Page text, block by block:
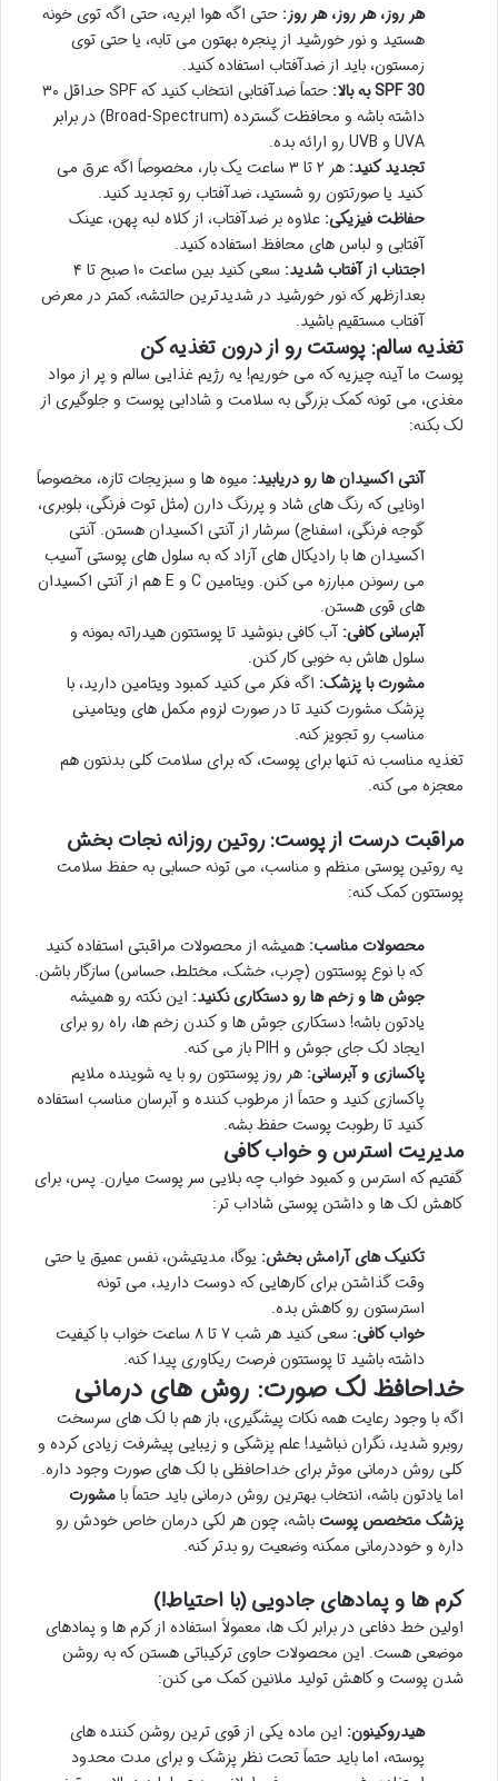
هر روز، هر روز، هر روز: حتی اگه هوا ابریه، حتی اگه توی خونه
هستید و نور خورشید از پنجره بهتون می تابه، یا حتی توی
زمستون، باید از ضدآفتاب استفاده کنید.
SPF 30 به بالا:
حتماً ضدآفتابی انتخاب کنید که SPF حداقل ۳۰
داشته باشه و محافظت گسترده (Broad-Spectrum) در برابر
UVA و UVB رو ارائه بده.
تجدید کنید:
هر ۲ تا ۳ ساعت یک بار، مخصوصاً اگه عرق می
کنید یا صورتتون رو شستید، ضدآفتاب رو تجدید کنید.
حفاظت فیزیکی: علاوه بر ضدآفتاب، از کلاه لبه پهن، عینک
آفتابی و لباس های محافظ استفاده کنید.
اجتناب از آفتاب شدید:
سعی کنید بین ساعت ۱۰ صبح تا ۴
بعدازظهر که نور خورشید در شدیدترین حالتشه، کمتر در معرض
آفتاب مستقیم باشید.
تغذیه سالم: پوستت رو از درون تغذیه کن
پوست ما آینه چیزیه که می خوریم! یه رژیم غذایی سالم و پر از مواد
مغذی، می تونه کمک بزرگی به سلامت و شادابی پوست و جلوگیری از
لک بکنه:
آنتی اکسیدان ها رو دریابید: میوه ها و سبزیجات تازه، مخصوصاً
اونایی که رنگ های شاد و پررنگ دارن (مثل توت فرنگی، بلوبری،
گوجه فرنگی، اسفناج) سرشار از آنتی اکسیدان هستن. آنتی
اکسیدان ها با رادیکال های آزاد که به سلول های پوستی آسیب
می رسونن مبارزه می کنن. ویتامین C و E هم از آنتی اکسیدان
های قوی هستن.
آبرسانی کافی: آب کافی بنوشید تا پوستتون هیدراته بمونه و
سلول هاش به خوبی کار کنن.
مشورت با پزشک: اگه فکر می کنید کمبود ویتامین دارید، با
پزشک مشورت کنید تا در صورت لزوم مکمل های ویتامینی
مناسب رو تجویز کنه.
تغذیه مناسب نه تنها برای پوست، که برای سلامت کلی بدنتون هم
معجزه می کنه.
مراقبت درست از پوست: روتین روزانه نجات بخش
یه روتین پوستی منظم و مناسب، می تونه حسابی به حفظ سلامت
پوستتون کمک کنه:
محصولات مناسب: همیشه از محصولات مراقبتی استفاده کنید
که با نوع پوستتون (چرب، خشک، مختلط، حساس) سازگار باشن.
جوش ها و زخم ها رو دستکاری نکنید: این نکته رو همیشه
یادتون باشه! دستکاری جوش ها و کندن زخم ها، راه رو برای
ایجاد لک جای جوش و PIH باز می کنه.
پاکسازی و آبرسانی: هر روز پوستتون رو با یه شوینده ملایم
پاکسازی کنید و حتماً از مرطوب کننده و آبرسان مناسب استفاده
کنید تا رطوبت پوست حفظ بشه.
مدیریت استرس و خواب کافی
گفتیم که استرس و کمبود خواب چه بلایی سر پوست میارن. پس، برای
کاهش لک ها و داشتن پوستی شاداب تر:
تکنیک های آرامش بخش: یوگا، مدیتیشن، نفس عمیق یا حتی
وقت گذاشتن برای کارهایی که دوست دارید، می تونه
استرستون رو کاهش بده.
خواب کافی:
سعی کنید هر شب ۷ تا ۸ ساعت خواب با کیفیت
داشته باشید تا پوستتون فرصت ریکاوری پیدا کنه.
خداحافظ لک صورت: روش های درمانی
اگه با وجود رعایت همه نکات پیشگیری، باز هم با لک های سرسخت
روبرو شدید، نگران نباشید! علم پزشکی و زیبایی پیشرفت زیادی کرده و
کلی روش درمانی موثر برای خداحافظی با لک های صورت وجود داره.
اما یادتون باشه، انتخاب بهترین روش درمانی باید حتماً بامشورت
پزشک متخصص پوستباشه، چون هر لکی درمان خاص خودش رو
داره و خوددرمانی ممکنه وضعیت رو بدتر کنه.
کرم ها و پمادهای جادویی (با احتیاط!)
اولین خط دفاعی در برابر لک ها، معمولاً استفاده از کرم ها و پمادهای
موضعی هست. این محصولات حاوی ترکیباتی هستن که به روشن
شدن پوست و کاهش تولید ملانین کمک می کنن:
هیدروکینون: این ماده یکی از قوی ترین روشن کننده های
پوسته، اما باید حتماً تحت نظر پزشک و برای مدت محدود